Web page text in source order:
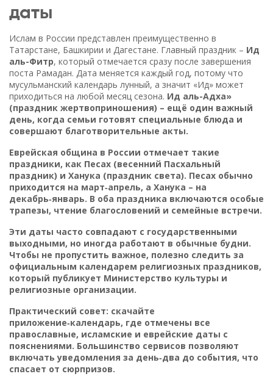
даты
Ислам в России представлен преимущественно в
Татарстане, Башкирии и Дагестане. Главный праздник – Ид
аль-Фитр, который отмечается сразу после завершения
поста Рамадан. Дата меняется каждый год, потому что
мусульманский календарь лунный, а значит «Ид» может
приходиться на любой месяц сезона. Ид аль-Адха»
(праздник жертвоприношения) – ещё один важный
день, когда семьи готовят специальные блюда и
совершают благотворительные акты.
Еврейская община в России отмечает такие
праздники, как Песах (весенний Пасхальный
праздник) и Ханука (праздник света). Песах обычно
приходится на март‑апрель, а Ханука – на
декабрь‑январь. В оба праздника включаются особые
трапезы, чтение благословений и семейные встречи.
Эти даты часто совпадают с государственными
выходными, но иногда работают в обычные будни.
Чтобы не пропустить важное, полезно следить за
официальным календарем религиозных праздников,
который публикует Министерство культуры и
религиозные организации.
Практический совет: скачайте
приложение‑календарь, где отмечены все
православные, исламские и еврейские даты с
пояснениями. Большинство сервисов позволяют
включать уведомления за день‑два до события, что
спасает от сюрпризов.